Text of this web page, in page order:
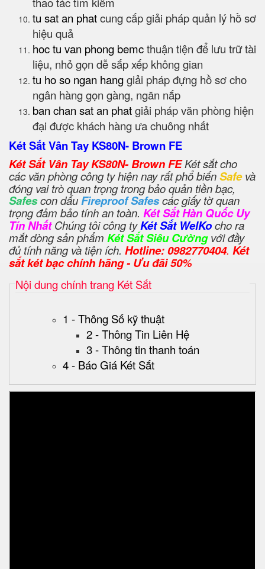
tu sat an phatcung cấp giải pháp quản lý hồ sơ
hiệu quả
hoc tu van phong bemcthuận tiện để lưu trữ tài
liệu, nhỏ gọn dễ sắp xếp không gian
tu ho so ngan hanggiải pháp đựng hồ sơ cho
ngân hàng gọn gàng, ngăn nắp
ban chan sat an phatgiải pháp văn phòng hiện
đại được khách hàng ưa chuông nhất
Két Sắt Vân Tay KS80N- Brown FE
Két Sắt Vân Tay KS80N- Brown FEKét sắt cho
các văn phòng công ty hiện nay rất phổ biếnSafe và
đóng vai trò quan trọng trong bảo quản tiền bạc,
Safescon dấuFireproof Safescác giấy tờ quan
trọng đảm bảo tính an toàn. Két Sắt Hàn Quốc Uy
Tín NhấtChúng tôi công tyKét Sắt WelKocho ra
mắt dòng sản phẩm Két Sắt Siêu Cườngvới đầy
đủ tính năng và tiện ích. Hotline: 0982770404. Két
sắt két bạc chính hãng - Ưu đãi 50%
Nội dung chính trang Két Sắt
1 - Thông Số kỹ thuật
2 - Thông Tin Liên Hệ
3 - Thông tin thanh toán
4 - Báo Giá Két Sắt